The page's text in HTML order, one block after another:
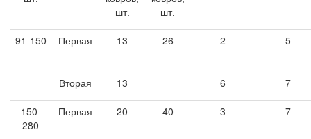
шт.
шт.
91-150 Первая 13 26 2 5
Вторая 13 6 7
150-
280
Первая 20 40 3 7